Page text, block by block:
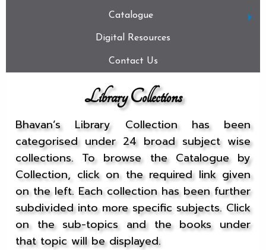
Catalogue
Digital Resources
Contact Us
Library Collections
Bhavan’s Library Collection has been
categorised under 24 broad subject wise
collections. To browse the Catalogue by
Collection, click on the required link given
on the left. Each collection has been further
subdivided into more specific subjects. Click
on the sub-topics and the books under
that topic will be displayed.